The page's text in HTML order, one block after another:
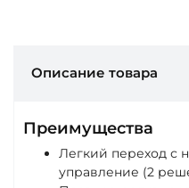
Описание товара
Преимущества
Легкий переход с
управление (2